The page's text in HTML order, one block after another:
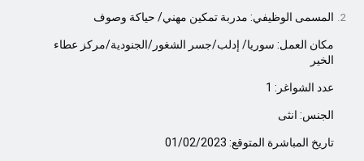
المسمى الوظيفي:مدربة تمكين مهني/ حياكة وصوف
مكان العمل: سوريا/ إدلب/جسر الشغور/الجنودية/مركز عطاء
الخير
عدد الشواغر: 1
الجنس: انثى
تاريخ المباشرة المتوقع: 01/02/2023